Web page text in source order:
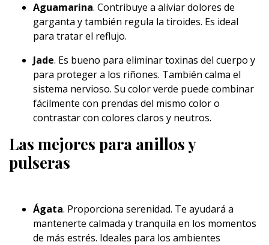
Aguamarina. Contribuye a aliviar dolores de
garganta y también regula la tiroides. Es ideal
para tratar el reflujo.
Jade. Es bueno para eliminar toxinas del cuerpo y
para proteger a los riñones. También calma el
sistema nervioso. Su color verde puede combinar
fácilmente con prendas del mismo color o
contrastar con colores claros y neutros.
Las mejores para anillos y
pulseras
Ágata. Proporciona serenidad. Te ayudará a
mantenerte calmada y tranquila en los momentos
de más estrés. Ideales para los ambientes